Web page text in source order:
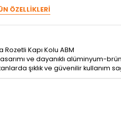
ÖZELLIKLERI
Rozetli Kapı Kolu ABM
ve dayanıklı alüminyum-
şıklık ve güvenilir kullanım